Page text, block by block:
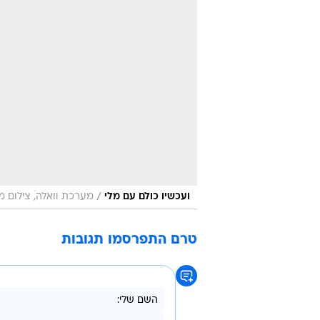
ועכשיו כולם עם מלי / מערכת וואלה, צילום
טרם התפרסמו תגובות